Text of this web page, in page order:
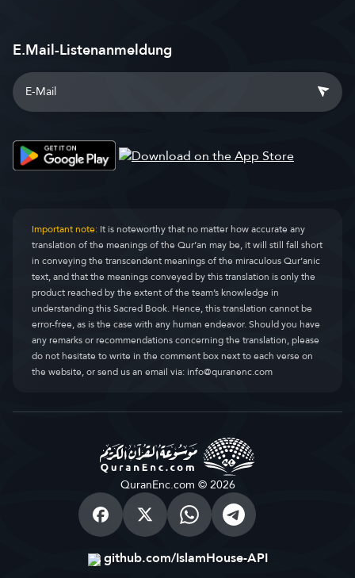
E.Mail-Listenanmeldung
Important note:It is noteworthy that no matter how accurate any
translation of the meanings of the Qur’an may be, it will still fall short
in conveying the transcendent meanings of the miraculous Qur’anic
text, and that the meanings conveyed by this translation is only the
product reached by the extent of the team’s knowledge in
understanding this Sacred Book. Hence, this translation cannot be
error-free, as is the case with any human endeavor. Should you have
any remarks or recommendations concerning the translation, please
do not hesitate to write in the comment box next to each verse on
the website, or send us an email via:info@quranenc.com
QuranEnc.com © 2026
github.com/IslamHouse-API